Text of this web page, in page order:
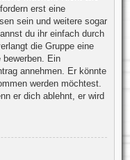
erst eine
sein und weitere sogar
du ihr einfach durch
die Gruppe eine
Ein
annehmen. Er könnte
werden möchtest.
er dich ablehnt, er wird